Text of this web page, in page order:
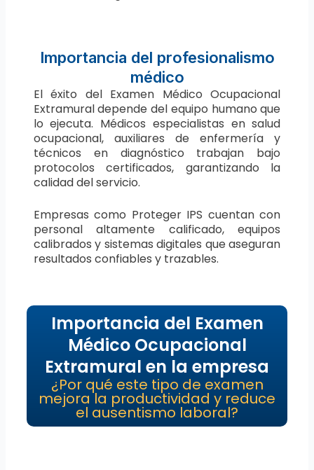
Importancia del profesionalismo
médico
El éxito del Examen Médico Ocupacional
Extramural depende del equipo humano que
lo ejecuta. Médicos especialistas en salud
ocupacional, auxiliares de enfermería y
técnicos en diagnóstico trabajan bajo
protocolos certificados, garantizando la
calidad del servicio.
Empresas como Proteger IPS cuentan con
personal altamente calificado, equipos
calibrados y sistemas digitales que aseguran
resultados confiables y trazables.
Importancia del Examen
Médico Ocupacional
Extramural en la empresa
¿Por qué este tipo de examen
mejora la productividad y reduce
el ausentismo laboral?